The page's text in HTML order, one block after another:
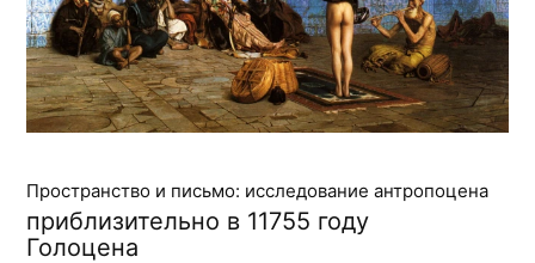
Пространство и письмо: исследование антропоцена
приблизительно в 11755 году
Голоцена